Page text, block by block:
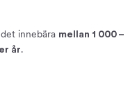
innebära mellan 1 000 –
år.